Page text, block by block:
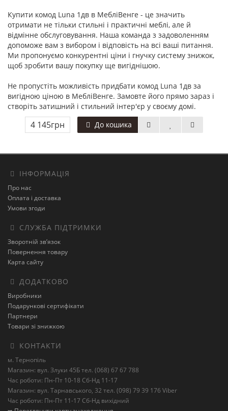
Купити комод Luna 1дв в МебліВенге - це значить
отримати не тільки стильні і практичні меблі, але й
відмінне обслуговування. Наша команда з задоволенням
допоможе вам з вибором і відповість на всі ваші питання.
Ми пропонуємо конкурентні ціни і гнучку систему знижок,
щоб зробити вашу покупку ще вигіднішою.
Не пропустіть можливість придбати комод Luna 1дв за
вигідною ціною в МебліВенге. Замовте його прямо зараз і
створіть затишний і стильний інтер'єр у своєму домі.
4 145грн До кошика
ІНФОРМАЦІЯ
Про нас
Оплата і доставка
Умови згоди
СЛУЖБА ПІДТРИМКИ
Зворотній зв’язок
Повернення товару
Карта сайту
ДОДАТКОВО
Виробники
Подарункові сертифікати
Партнери
Товари зі знижкою
КОНТАКТИ
м. Тернопіль
Магазин: вул. Злуки 45Б тел. (068) 67 67 788
Час роботи: Пн-Пт 10-18 Сб-Нд 11-17
Магазин: вул. Тарнавського, 32 тел. (098) 79 39 176 Viber
Час роботи: Пн-Пт 11-17 Сб-Нд вихідний